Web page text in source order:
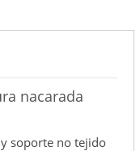
nacarada
soporte no tejido